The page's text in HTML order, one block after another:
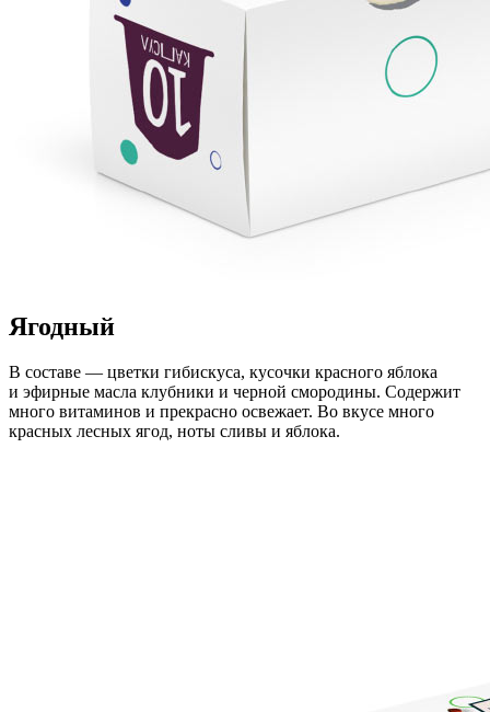
Ягодный
В составе — цветки гибискуса, кусочки красного яблока
и эфирные масла клубники и черной смородины. Содержит
много витаминов и прекрасно освежает. Во вкусе много
красных лесных ягод, ноты сливы и яблока.